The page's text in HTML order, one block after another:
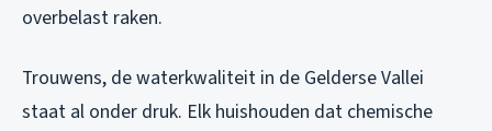
overbelast raken.
Trouwens, de waterkwaliteit in de Gelderse Vallei
staat al onder druk. Elk huishouden dat chemische